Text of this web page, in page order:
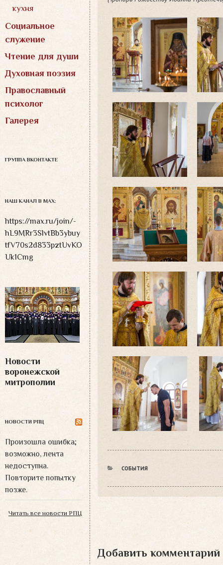
кухня
Социальное
служение
Чтение для души
Духовная поэзия
Православный
психолог
Галерея
ГРУППА ВКОНТАКТЕ
НАШ КАНАЛ В MAX:
https://max.ru/join/-
hL9MRr3SlvtBb3ybuy
tfV70s2d833pztUvKO
Uk1Cmg
Новости
воронежской
митрополии
НОВОСТИ РПЦ
Произошла ошибка;
возможно, лента
недоступна.
Повторите попытку
позже.
Читать все новости РПЦ
РУБРИКИ
СОБЫТИЯ
Добавить комментарий